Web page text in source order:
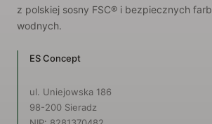
z polskiej sosny FSC® i bezpiecznych farb
wodnych.
ES Concept
ul. Uniejowska 186
98-200 Sieradz